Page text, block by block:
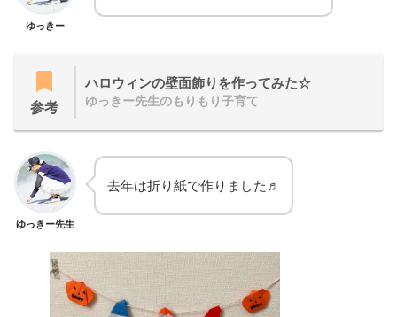
ゆっきー
参考
ハロウィンの壁面飾りを作ってみた☆
ゆっきー先生のもりもり子育て
ゆっきー先生
去年は折り紙で作りました♬